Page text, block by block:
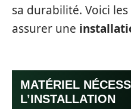
sa durabilité. Voici
assurer une
MATÉRIEL
L’INSTALLATION